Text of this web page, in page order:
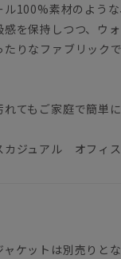
100%素材のよう
を保持しつつ、ウ
りなファブリックで
てもご家庭で簡単
ジュアル オフィ
ケットは別売りとな